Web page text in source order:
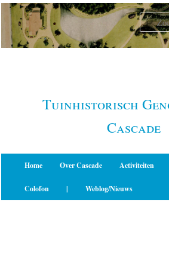
Spring
naar
primaire
Tuinhistorisch
Cascade
Home Over Cascade Activiteiten
Colofon | Weblog/Nieuws